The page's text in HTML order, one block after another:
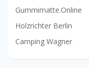
Gummimatte.Online
Holzrichter Berlin
Camping Wagner